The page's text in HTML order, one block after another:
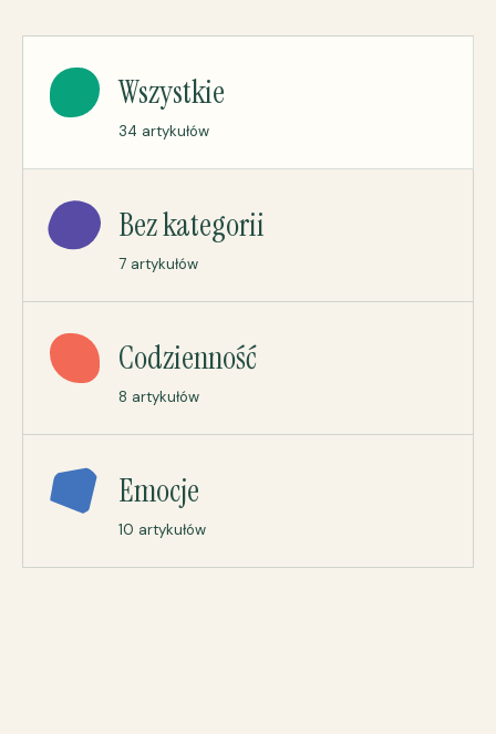
Wszystkie
34 artykułów
Bez kategorii
7 artykułów
Codzienność
8 artykułów
Emocje
10 artykułów